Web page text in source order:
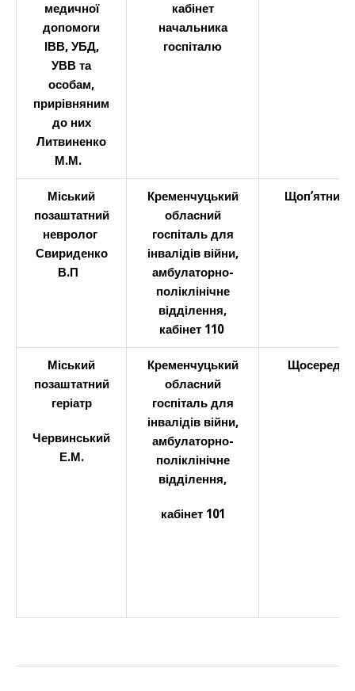
медичної
допомоги
ІВВ, УБД,
УВВ та
особам,
прирівняним
до них
Литвиненко
М.М.
кабінет
начальника
госпіталю
Міський
позаштатний
невролог
Свириденко
В.П
Кременчуцький
обласний
госпіталь для
інвалідів війни,
амбулаторно-
поліклінічне
відділення,
кабінет 110
Щоп’ятниці
Міський
позаштатний
геріатр
Червинський
Е.М.
Кременчуцький
обласний
госпіталь для
інвалідів війни,
амбулаторно-
поліклінічне
відділення,
кабінет 101
Щосереди